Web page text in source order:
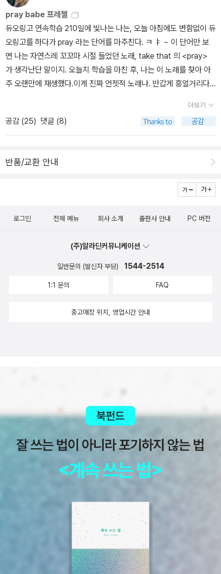
pray babe 프레첼
듀오링고 연속학습 210일에 빛나는 나는, 오늘 아침에도 변함없이 듀
오링고를 하다가 pray 라는 단어를 마주친다. ㅋ ㅑ ~ 이 단어만 보
면 나는 자연스레 꼬꼬마 시절 들었던 노래, take that 의 <pray>
가 생각난단 말이지. 오늘치 학습을 마친 후, 나는 이 노래를 찾아 아
주 오랜만에 재생했다.이게 진짜 언젯적 노래냐. 반갑게 흥얼거리다
마 시절에 가사를 외워 따라부르던 노래이기 때문에 자연스레 흥얼거
리게 됐는데 아뿔싸, 생각보다 많이 가사를 까먹었네? 나는 아이폰
뮤직앱에서 가사를 펼쳐놓고 그걸 보면서 따라부른다. 그러니까 bab
여자 살던 집에 찾아가니 한 올드맨이 그녀는 이사갔다고 하고 가진
하는거다. 그래서 남자가 전화를 걸었고 여자가 받았단 말야? 너 어
는거다. 이 정도까지가 내가 기억하는 이 노래의 내용이었다. 아니 그
e behind youA little boy stood at your doorAnd as I looked
again I saw his face was shiningHe had my eyes he had my
는데 그녀 뒤에 서 있는 리틀 보이.. 환하게 빛나는 리틀 보이의 얼굴
네?????????그러니까, 내가 떠난 뒤에 그녀는 나의 아이를 낳고 그
다. 독박육아 하고 있는지 몰랐어요. 흑흑. 내가 미안해할 건 아니지
만, 아무튼 그렇습니다. 어디서 헤매다가 이제야 아이를 찾아와, 이제
라도 아이에게 최선을 다해라 진짜. 하긴 지금이라도 온게 어디냐. 다
이 개쌍놈.. (갑분페르귄트욕) 어제는 다정한 알라디너가 보내준 선
식도 주고 ㅠㅠㅠㅠㅠㅠㅠㅠㅠㅠㅠㅠㅠㅠ짜잔-아가조카에게 영상통
화를 걸어서 고모 친구가 책 보내줬어~ 했더니 보여달라고 해 영상을
통해 책을 보여주었다. 나중에 고모가 이 책 집에 가져가고 읽어줄게
~ 했더니 '지금 읽어줘! ' 한다. 내용 궁금하다고. 으응? 아니, 지금은
좀... 아 조카 너무 귀여워 너무 예쁘다. 세상 수줍음 많은 아가인데 제
더보기
공감 (25) 댓글 (8)
반품/교환 안내
로그인 전체 메뉴 회사 소개 출판사 안내 PC 버전
(주)알라딘커뮤니케이션
일반문의 (발신자 부담) 1544-2514
1:1 문의 FAQ
중고매장 위치, 영업시간 안내